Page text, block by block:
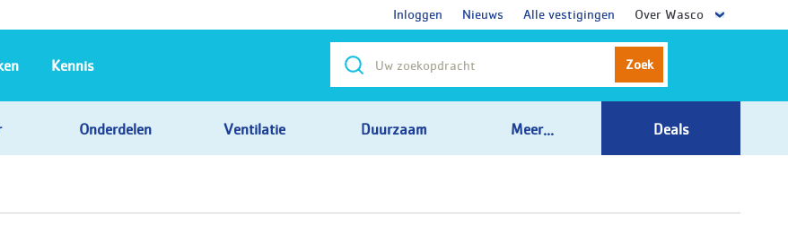
Inloggen Nieuws Alle vestigingen Over Wasco
Zoek
Onderdelen Ventilatie Duurzaam Meer... Deals
Kennis